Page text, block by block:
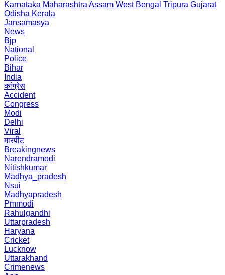
Karnataka Maharashtra Assam West Bengal Tripura Gujarat
Odisha Kerala
Jansamasya
News
Bjp
National
Police
Bihar
India
कांग्रेस
Accident
Congress
Modi
Delhi
Viral
मारपीट
Breakingnews
Narendramodi
Nitishkumar
Madhya_pradesh
Nsui
Madhyapradesh
Pmmodi
Rahulgandhi
Uttarpradesh
Haryana
Cricket
Lucknow
Uttarakhand
Crimenews